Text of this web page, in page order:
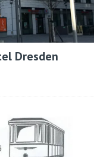
Dresden